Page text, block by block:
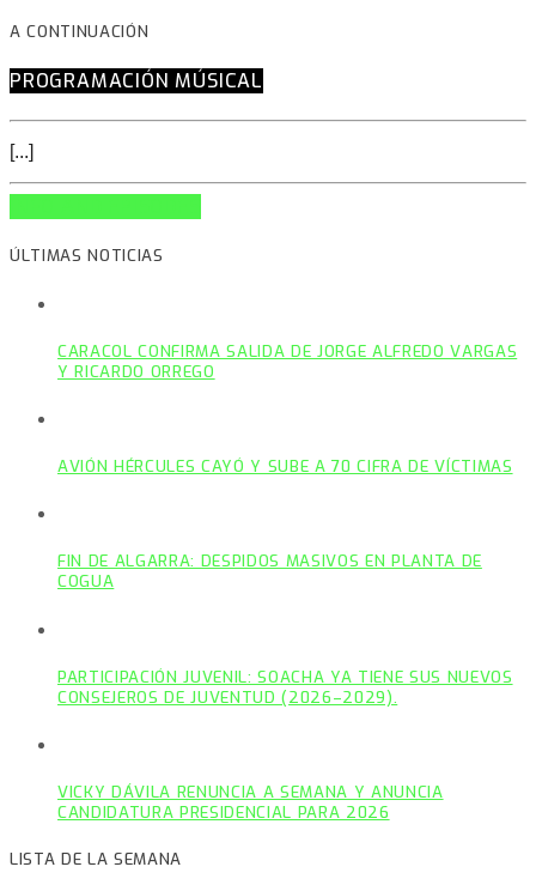
A CONTINUACIÓN
PROGRAMACIÓN MÚSICAL
[...]
ÚLTIMAS NOTICIAS
CARACOL CONFIRMA SALIDA DE JORGE ALFREDO VARGAS
Y RICARDO ORREGO
AVIÓN HÉRCULES CAYÓ Y SUBE A 70 CIFRA DE VÍCTIMAS
FIN DE ALGARRA: DESPIDOS MASIVOS EN PLANTA DE
COGUA
PARTICIPACIÓN JUVENIL: SOACHA YA TIENE SUS NUEVOS
CONSEJEROS DE JUVENTUD (2026–2029).
VICKY DÁVILA RENUNCIA A SEMANA Y ANUNCIA
CANDIDATURA PRESIDENCIAL PARA 2026
LISTA DE LA SEMANA